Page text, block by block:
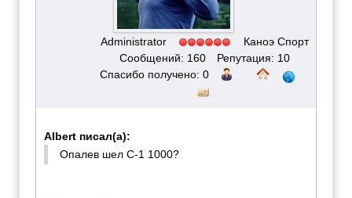
Administrator
Каноэ Спорт
Сообщений: 160
Репутация: 10
Спасибо получено: 0
Albert писал(а):
Опалев шел С-1 1000?